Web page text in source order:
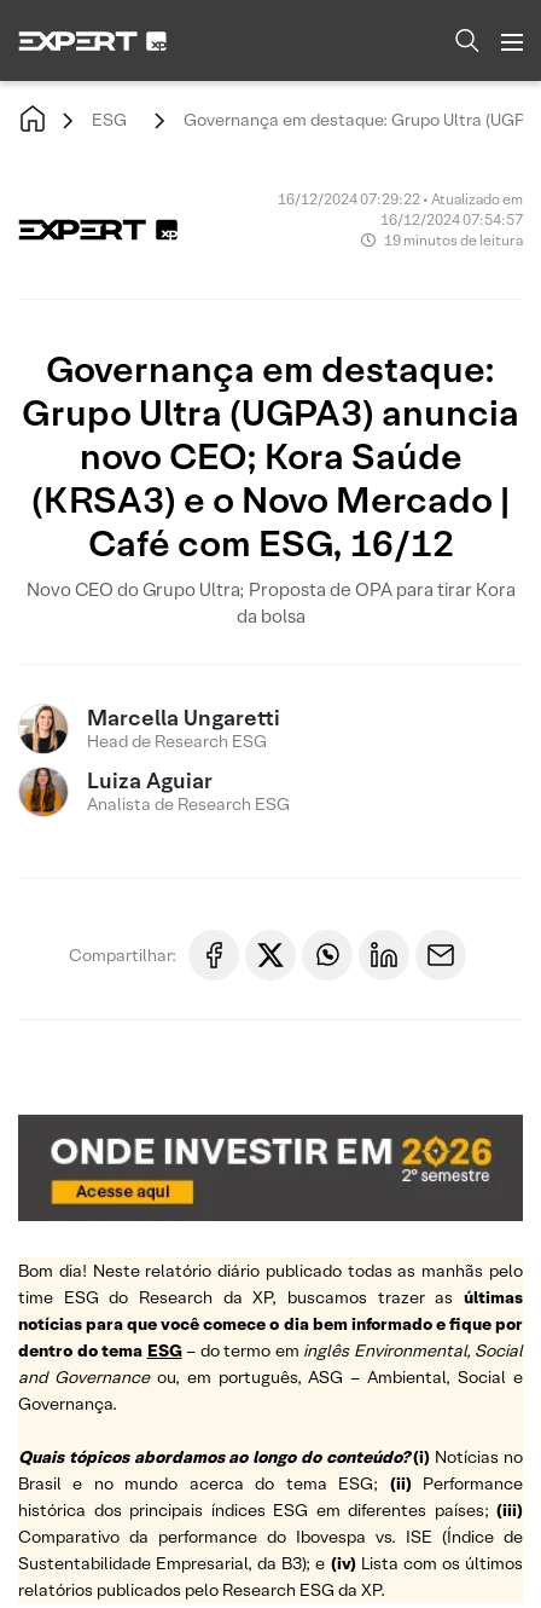
ESG Governança em destaque: Grupo Ultra
16/12/2024 07:29:22 • Atualizado em
16/12/2024 07:54:57
19 minutos de leitura
Governança em destaque:
Grupo Ultra (UGPA3) anuncia
novo CEO; Kora Saúde
(KRSA3) e o Novo Mercado |
Café com ESG, 16/12
Novo CEO do Grupo Ultra; Proposta de OPA para tirar Kora
da bolsa
Marcella Ungaretti
Head de Research ESG
Luiza Aguiar
Analista de Research ESG
Compartilhar:
Bom dia! Neste relatório diário publicado todas as manhãs pelo
time ESG do Research da XP, buscamos trazer as últimas
notícias para que você comece o dia bem informado e fique por
dentro do tema ESG – do termo em inglês Environmental, Social
and Governance ou, em português, ASG – Ambiental, Social e
Governança.
Quais tópicos abordamos ao longo do conteúdo? (i) Notícias no
Brasil e no mundo acerca do tema ESG; (ii)Performance
histórica dos principais índices ESG em diferentes países; (iii)
Comparativo da performance do Ibovespa vs. ISE (Índice de
Sustentabilidade Empresarial, da B3); e (iv)Lista com os últimos
relatórios publicados pelo Research ESG da XP.